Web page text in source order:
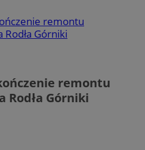
remontu
Górniki
remontu
Rodła Górniki